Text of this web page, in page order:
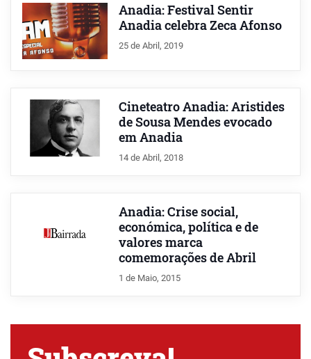
Anadia: Festival Sentir
Anadia celebra Zeca Afonso
25 de Abril, 2019
Cineteatro Anadia: Aristides
de Sousa Mendes evocado
em Anadia
14 de Abril, 2018
Anadia: Crise social,
económica, política e de
valores marca
comemorações de Abril
1 de Maio, 2015